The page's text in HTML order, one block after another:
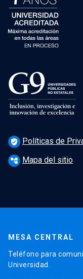
verified_user Políticas de
account_tree Mapa del sitio
MESA CENTRAL
Teléfono para
Universidad.